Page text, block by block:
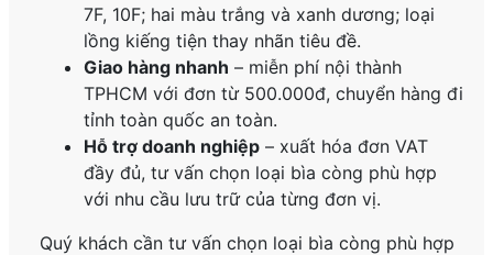
7F, 10F; hai màu trắng và xanh dương; loại
lồng kiếng tiện thay nhãn tiêu đề.
Giao hàng nhanh – miễn phí nội thành
TPHCM với đơn từ 500.000đ, chuyển hàng đi
tỉnh toàn quốc an toàn.
Hỗ trợ doanh nghiệp – xuất hóa đơn VAT
đầy đủ, tư vấn chọn loại bìa còng phù hợp
với nhu cầu lưu trữ của từng đơn vị.
Quý khách cần tư vấn chọn loại bìa còng phù hợp